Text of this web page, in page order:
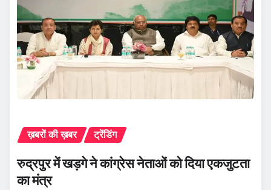
ख़बरों की ख़बर ट्रेंडिंग
रुद्रपुर में खड़गे ने कांग्रेस नेताओं को दिया एकजुटता
का मंत्र